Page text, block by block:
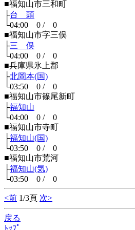
■福知山市三和町
├台 頭
└04:00 0 / 0
■福知山市字三俣
├三 俣
└04:00 0 / 0
■兵庫県氷上郡
├北岡本(国)
└03:50 0 / 0
■福知山市篠尾新町
├福知山
└04:00 0 / 0
■福知山市寺町
├福知山(国)
└03:50 0 / 0
■福知山市荒河
├福知山(気)
└03:50 0 / 0
<前 1/3頁 次>
戻る
ﾄｯﾌﾟ